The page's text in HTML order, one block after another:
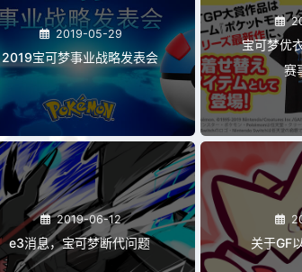
2019-05-29
2019宝可梦事业战略发表会
宝可梦优
赛
2019-06-12
e3消息，宝可梦断代问题 关于GF